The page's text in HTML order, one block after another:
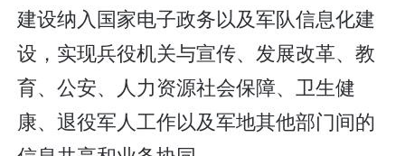
建设纳入国家电子政务以及军队信息化建
设，实现兵役机关与宣传、发展改革、教
育、公安、人力资源社会保障、卫生健
康、退役军人工作以及军地其他部门间的